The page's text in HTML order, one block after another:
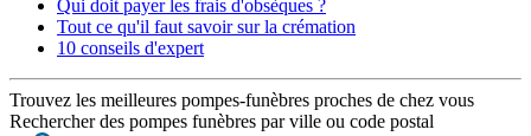
Qui doit payer les frais d'obsèques ?
Tout ce qu'il faut savoir sur la crémation
10 conseils d'expert
Trouvez les meilleures pompes-funèbres proches de chez vous
Rechercher des pompes funèbres par ville ou code postal